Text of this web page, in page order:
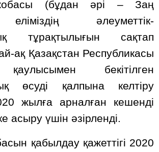
(бұдан әрі – Заң
әлеуметтік-
тұрақтылығын сақтап
ақ Қазақстан Республикасы
қаулысымен бекітілген
өсуді қалпына келтіру
жылға арналған кешенді
асыру үшін әзірленді.
қабылдау қажеттігі 2020